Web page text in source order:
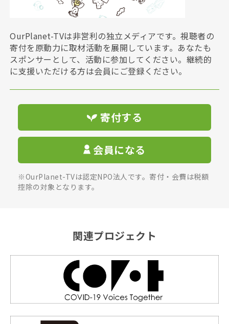
OurPlanet-TVは非営利の独立メディアです。視聴者の
寄付を原動力に取材活動を展開しています。あなたも
スポンサーとして、活動に参加してください。継続的
に支援いただける方は会員にご登録ください。
寄付する
会員になる
※OurPlanet-TVは認定NPO法人です。寄付・会費は税額
控除の対象となります。
関連プロジェクト